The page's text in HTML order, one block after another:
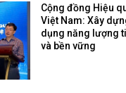
Cộng đồng Hiệu
Việt Nam: Xây
dụng năng lượng
và bền vững